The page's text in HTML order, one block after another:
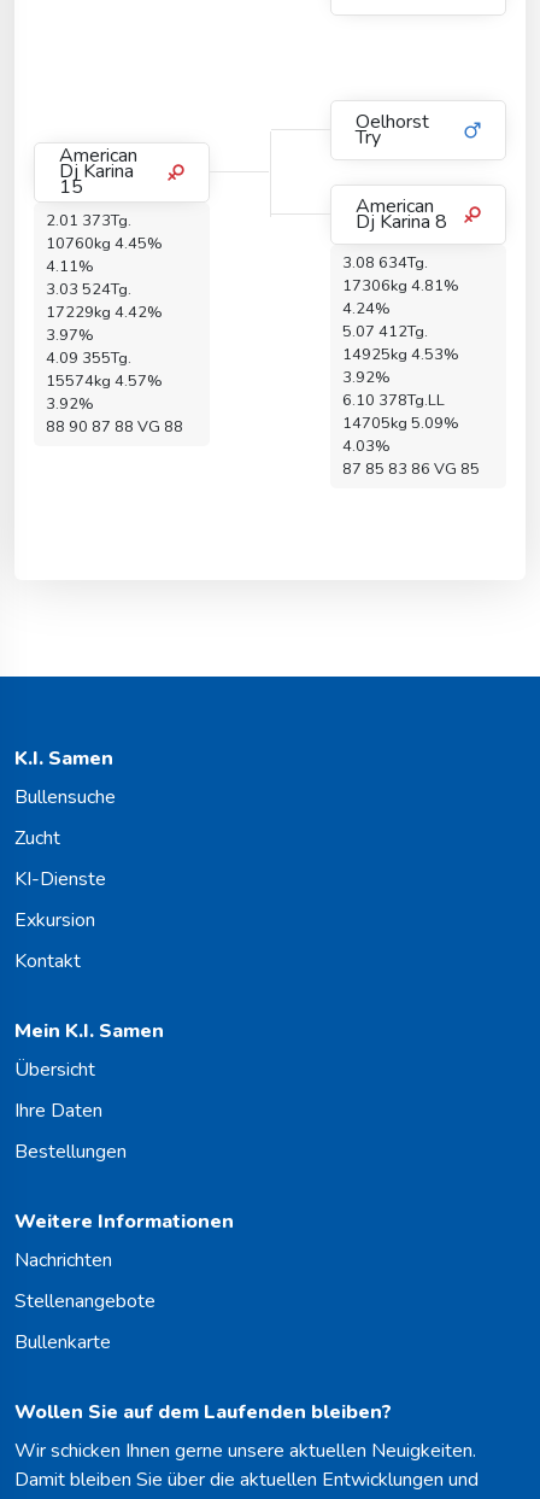
American
Dj Karina
15
2.01 373Tg.
10760kg 4.45%
4.11%
3.03 524Tg.
17229kg 4.42%
3.97%
4.09 355Tg.
15574kg 4.57%
3.92%
88 90 87 88 VG 88
Oelhorst
Try
American
Dj Karina 8
3.08 634Tg.
17306kg 4.81%
4.24%
5.07 412Tg.
14925kg 4.53%
3.92%
6.10 378Tg.LL
14705kg 5.09%
4.03%
87 85 83 86 VG 85
K.I. Samen
Bullensuche
Zucht
KI-Dienste
Exkursion
Kontakt
Mein K.I. Samen
Übersicht
Ihre Daten
Bestellungen
Weitere Informationen
Nachrichten
Stellenangebote
Bullenkarte
Wollen Sie auf dem Laufenden bleiben?
Wir schicken Ihnen gerne unsere aktuellen Neuigkeiten.
Damit bleiben Sie über die aktuellen Entwicklungen und